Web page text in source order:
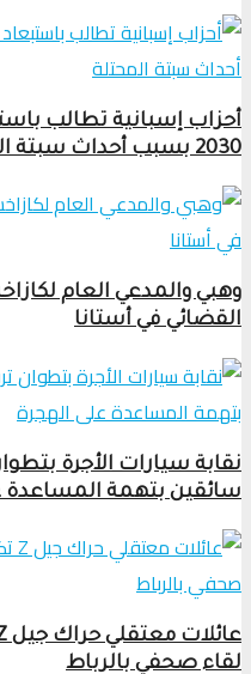
أحزاب إسبانية تطالب
2030 بسبب أحداث سبتة المحتلة
وهبي والمدعي العام
القضائي في أستانا
نقابة سيارات الأجرة
سائقين بتهمة المساعدة
لقاء صحفي بالرباط